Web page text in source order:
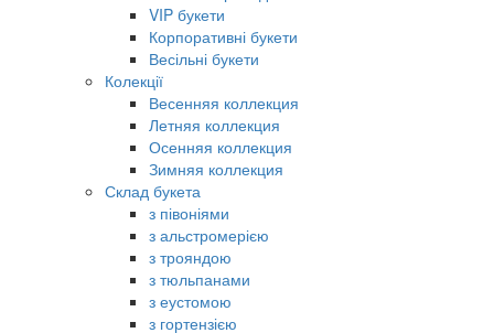
VIP букети
Корпоративні букети
Весільні букети
Колекції
Весенняя коллекция
Летняя коллекция
Осенняя коллекция
Зимняя коллекция
Склад букета
з півоніями
з альстромерією
з трояндою
з тюльпанами
з еустомою
з гортензією